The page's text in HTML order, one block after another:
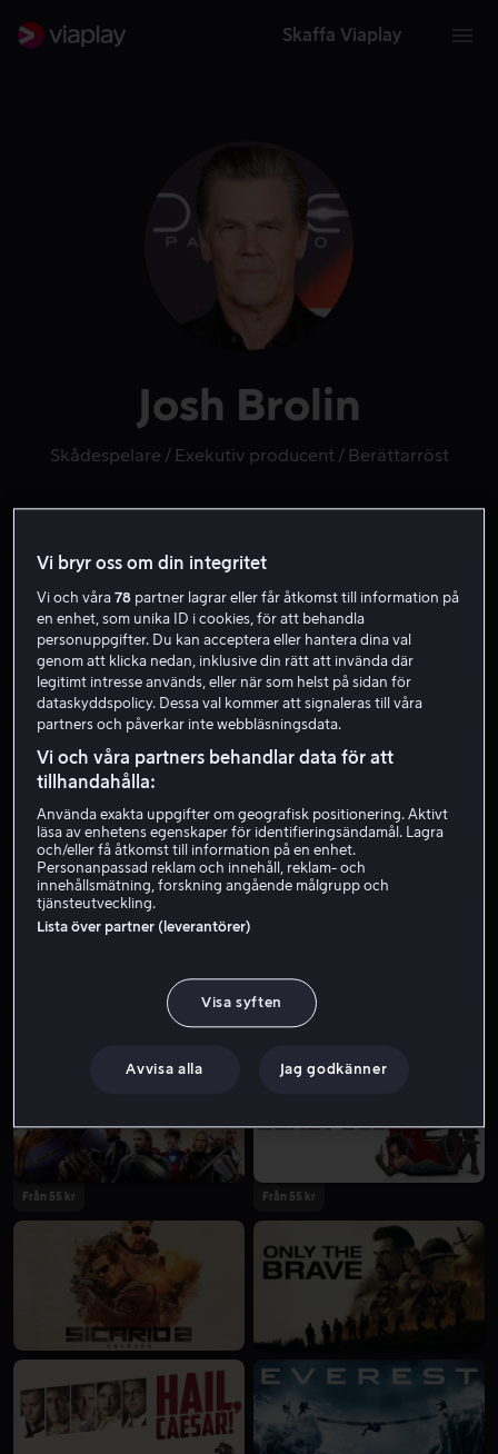
Skaffa Viaplay
Josh Brolin
Skådespelare Exekutiv producent Berättarröst
Från 59 kr
Från 59 kr Från 49 kr
Från 55 kr
Från 55 kr Från 55 kr
Vi bryr oss om din integritet
Vi och våra78 partner lagrar eller får åtkomst till information på
en enhet, som unika ID i cookies, för att behandla
personuppgifter. Du kan acceptera eller hantera dina val
genom att klicka nedan, inklusive din rätt att invända där
legitimt intresse används, eller när som helst på sidan för
dataskyddspolicy. Dessa val kommer att signaleras till våra
partners och påverkar inte webbläsningsdata.
Vi och våra partners behandlar data för att
tillhandahålla:
Använda exakta uppgifter om geografisk positionering. Aktivt
läsa av enhetens egenskaper för identifieringsändamål. Lagra
och/eller få åtkomst till information på en enhet.
Personanpassad reklam och innehåll, reklam- och
innehållsmätning, forskning angående målgrupp och
tjänsteutveckling.
Lista över partner (leverantörer)
Visa syften
Avvisa alla Jag godkänner